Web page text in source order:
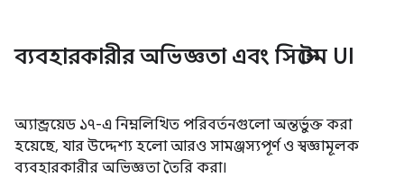
ব্যবহারকারীর অভিজ্ঞতা এবং সিস্টেম UI
অ্যান্ড্রয়েড ১৭-এ নিম্নলিখিত পরিবর্তনগুলো অন্তর্ভুক্ত করা
হয়েছে, যার উদ্দেশ্য হলো আরও সামঞ্জস্যপূর্ণ ও স্বজ্ঞামূলক
ব্যবহারকারীর অভিজ্ঞতা তৈরি করা।